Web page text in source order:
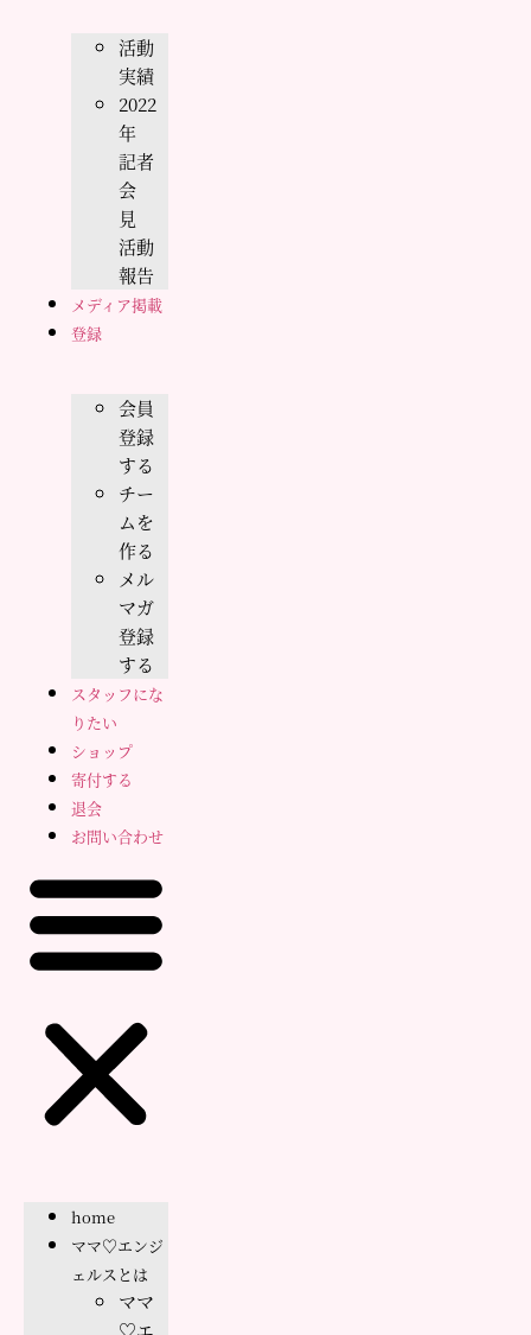
活動
実績
2022
年
記者
会
見
活動
報告
メディア掲載
登録
会員
登録
する
チー
ムを
作る
メル
マガ
登録
する
スタッフにな
りたい
ショップ
寄付する
退会
お問い合わせ
home
ママ♡エンジ
ェルスとは
ママ
♡エ